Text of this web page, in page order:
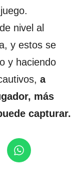
nivel al
y estos se
y haciendo
a
más
capturar.